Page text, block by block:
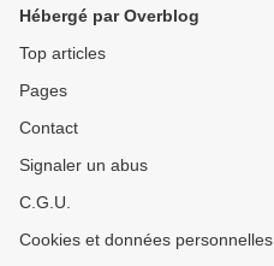
Hébergé par Overblog
Top articles
Pages
Contact
Signaler un abus
C.G.U.
Cookies et données personnelles